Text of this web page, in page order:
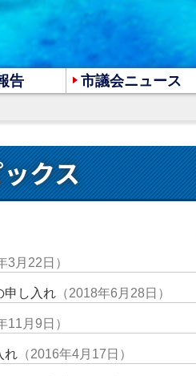
クス
3月22日）
申し入れ（2018年6月28日）
11月9日）
れ（2016年4月17日）
告 市議会ニュース